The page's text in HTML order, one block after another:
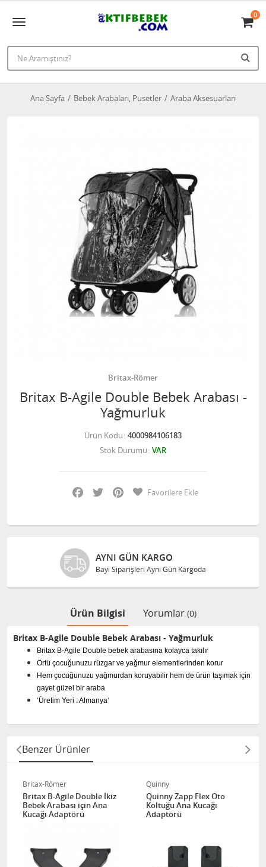
0
Ana Sayfa Bebek Arabaları, Pusetler Araba Aksesuarları
Britax-Römer
Britax B-Agile Double Bebek Arabası -
Yağmurluk
Ürün Kodu 4000984106183
Stok Durumu VAR
Facebook
Twitter PinterestFavorilere Ekle
AYNI GÜN KARGO
Bayi Siparişleri Aynı Gün Kargoda
Ürün Bilgisi Yorumlar (0)
Britax B-Agile Double Bebek Arabası - Yağmurluk
Britax B-Agile Double bebek arabasına kolayca takılır
Örtü çocuğunuzu rüzgar ve yağmur elementlerinden korur
Hem çocuğunuzu yağmurdan koruyabilir hem de ürün taşımak için
gayet güzel bir araba
‘Üretim Yeri : Almanya‘
Benzer Ürünler
Britax-Römer
Britax B-Agile Double İkiz
Bebek Arabası için Ana
Kucağı Adaptörü
Quinny
Quinny Zapp Flex Oto
Koltuğu Ana Kucağı
Adaptörü